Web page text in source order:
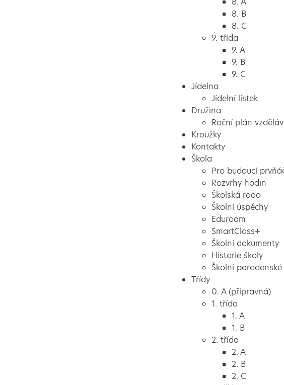
8. B
8. C
9. třída
9. A
9. B
9. C
Jídelna
Jídelní lístek
Družina
Roční plán
Kroužky
Kontakty
Škola
Pro budoucí
Rozvrhy hodin
Školská rada
Školní úspěchy
Eduroam
SmartClass+
Školní dokumenty
Historie školy
Školní
Třídy
0. A (přípravná)
1. třída
1. A
1. B
2. třída
2. A
2. B
2. C